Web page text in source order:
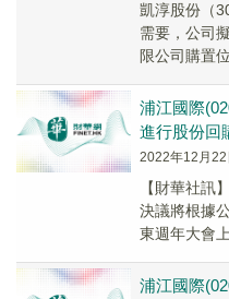
凱淳股份（
需要，公司
限公司購置
擬...
浦江國際
進行股份回
2022年12月22
【財華社訊
決議將根據
東週年大會
浦江國際